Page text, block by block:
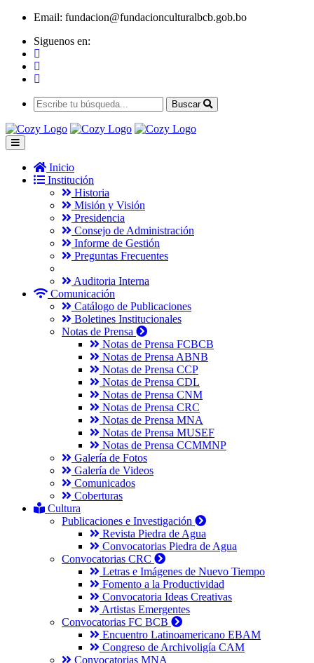
Email: fundacion@fundacionculturalbcb.gob.bo
Siguenos en:
Buscar
Inicio
Institución
Historia
Misión y Visión
Presidencia
Consejo de Administración
Informe de Gestión
Preguntas Frecuentes
Auditoria Interna
Comunicación
Catálogo de Publicaciones
Boletines Institucionales
Notas de Prensa
Notas de Prensa FCBCB
Notas de Prensa ABNB
Notas de Prensa CCP
Notas de Prensa CDL
Notas de Prensa CNM
Notas de Prensa CRC
Notas de Prensa MNA
Notas de Prensa MUSEF
Notas de Prensa CCMMNP
Galería de Fotos
Galería de Videos
Comunicados
Coberturas
Cultura
Publicaciones e Investigación
Revista Piedra de Agua
Convocatorias Piedra de Agua
Convocatorias CRC
Letras e Imágenes de Nuevo Tiempo
Fomento a la Productividad
Convocatoria Ideas Creativas
Artistas Emergentes
Convocatorias FC BCB
Encuentro Latinoamericano EBAM
Congreso de Archivoligía CAM
Convocatorias MNA